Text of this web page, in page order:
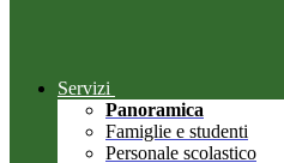
Servizi
Panoramica
Famiglie e studenti
Personale scolastico